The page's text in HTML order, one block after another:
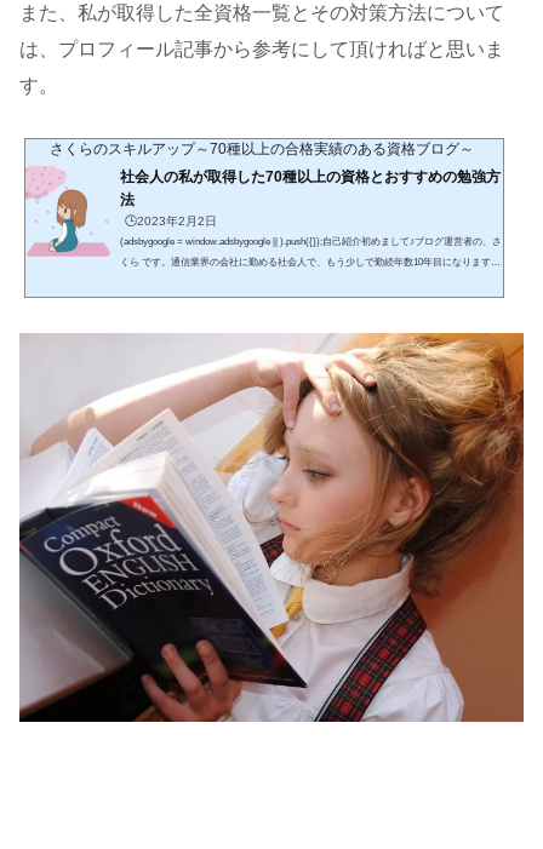
また、私が取得した全資格一覧とその対策方法について
は、プロフィール記事から参考にして頂ければと思いま
す。
さくらのスキルアップ～70種以上の合格実績のある資格ブログ～
社会人の私が取得した70種以上の資格とおすすめの勉強方
法
🕒️2023年2月2日
(adsbygoogle = window.adsbygoogle || ).push({});自己紹介初めまして♪ブログ運営者の、さ
くら です。通信業界の会社に勤める社会人で、もう少しで勤続年数10年目になります。
は、この先の記事を読んで頂ければ幸いです。2025年の目標としては、英語に力を入
れ、具体的にはTOEI...